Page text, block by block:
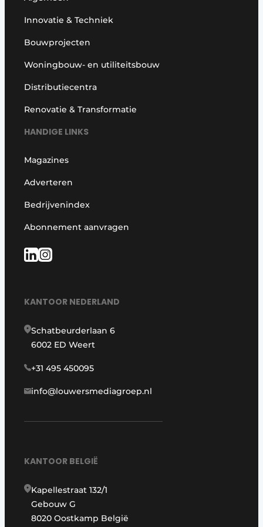
Vacature aanmelden
Vacatures
Video’s
Modulair bouwen
Innovatie & Techniek
Bouwprojecten
Woningbouw- en utiliteitsbouw
Distributiecentra
Renovatie & Transformatie
HANDIGE LINKS
Magazines
Adverteren
Bedrijvenindex
Abonnement aanvragen
KANTOOR NEDERLAND
Schatbeurderlaan 6
6002 ED Weert
+31 495 450095
info@louwersmediagroep.nl
KANTOOR BELGIË
Kapellestraat 132/1
Gebouw G
8020 Oostkamp België